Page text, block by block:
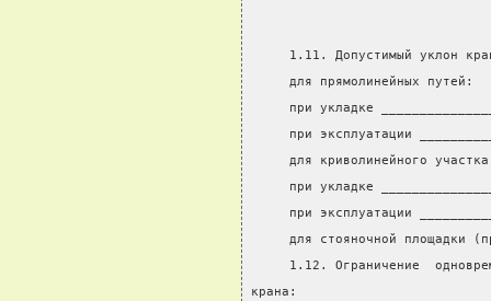
1.11. Допустимый уклон
     для прямолинейных путей:
при укладке
при эксплуатации
для криволинейного
при укладке
при эксплуатации
для стояночной площадки
1.12. Ограничение
крана: